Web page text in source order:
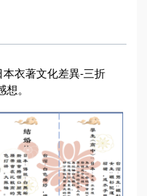
衣著文化差異-三折
。